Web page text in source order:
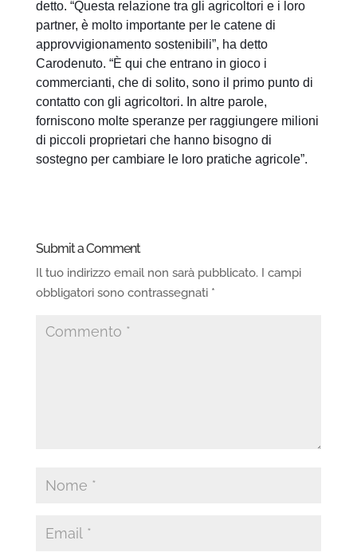
detto. “Questa relazione tra gli agricoltori e i loro
partner, è molto importante per le catene di
approvvigionamento sostenibili”, ha detto
Carodenuto. “È qui che entrano in gioco i
commercianti, che di solito, sono il primo punto di
contatto con gli agricoltori. In altre parole,
forniscono molte speranze per raggiungere milioni
di piccoli proprietari che hanno bisogno di
sostegno per cambiare le loro pratiche agricole”.
Submit a Comment
Il tuo indirizzo email non sarà pubblicato. I campi
obbligatori sono contrassegnati *